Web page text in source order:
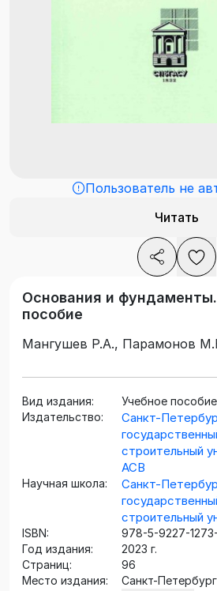
Пользователь не
Читать
Основания и
пособие
Мангушев Р.А., Парамонов
Вид издания:
Учебное пособие
Издательство:
Санкт-
строительный
АСВ
Научная школа:
Санкт-
строительный
ISBN:
978-5-9227-
Год издания:
2023 г.
Страниц:
96
Место издания:
Санкт-Петербург